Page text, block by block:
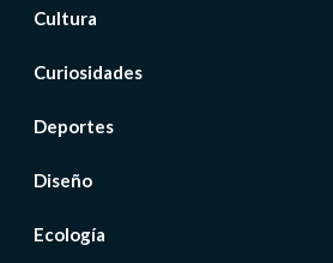
Cultura
Curiosidades
Deportes
Diseño
Ecología